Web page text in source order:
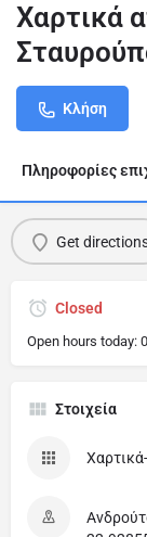
Χαρτικά
Κλήση
Πληροφορίες
Get
Closed
Open hours today:
Στοιχεία